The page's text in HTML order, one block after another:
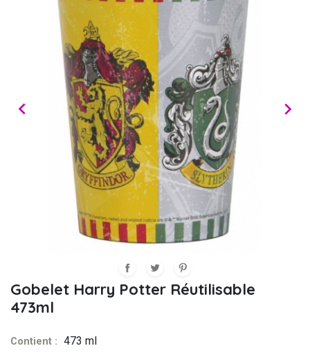
 
Gobelet Harry Potter Réutilisable
473ml
Contient : 473 ml